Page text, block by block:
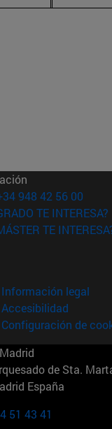
948 42 56 00
TE INTERESA?
TE
Información legal
Accesibilidad
Configuración de
de Sta.
España
51 43 41